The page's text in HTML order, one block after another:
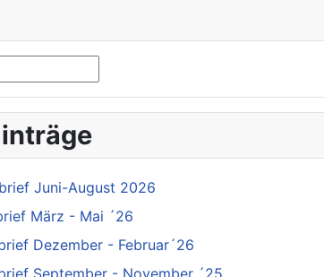
Juni-August 2026
März - Mai ´26
Dezember - Februar´26
September - November ´25